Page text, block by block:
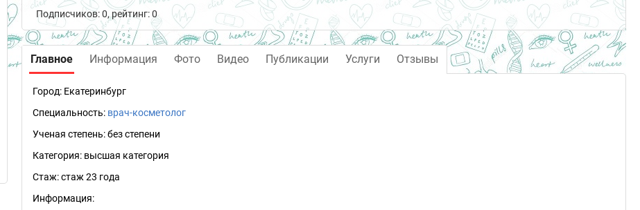
Подписчиков: 0, рейтинг: 0
Главное Информация Фото Видео Публикации Услуги Отзывы
Город: Екатеринбург
Специальность: врач-косметолог
Ученая степень:без степени
Категория: высшая категория
Стаж:стаж 23 года
Информация: